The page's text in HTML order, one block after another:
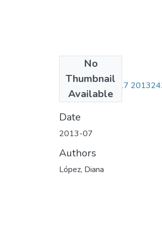
No
Thumbnail
Available
111852128717
(28.56 MB)
Date
2013-07
Authors
López, Diana